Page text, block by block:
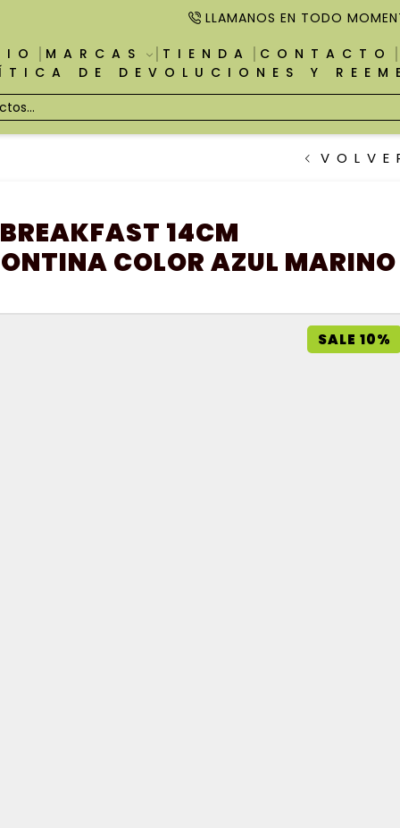
LLAMANOS EN TODO
MARCAS TIENDA
CONTACTO
DE DEVOLUCIONES Y
14CM
COLOR AZUL MARINO
SALE 10%